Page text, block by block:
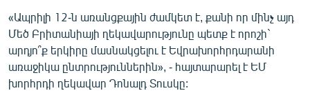
«Ազատության» բոլոր կայքերը
«Ապրիլի 12-ն առանցքային ժամկետ է, քանի որ մինչ այդ
Մեծ Բրիտանիայի ղեկավարությունը պետք է որոշի`
արդյո՞ք երկիրը մասնակցելու է Եվրախորհրդարանի
առաջիկա ընտրություններին», - հայտարարել է ԵՄ
խորհրդի ղեկավար Դոնալդ Տուսկը: